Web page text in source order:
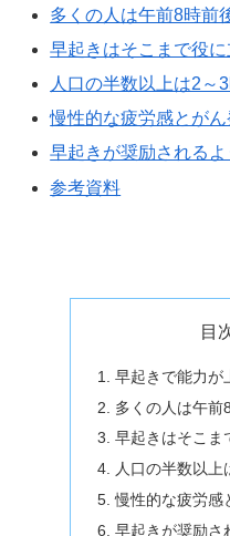
多くの人は午前8時前
早起きはそこまで役に
人口の半数以上は2～
慢性的な疲労感とが
早起きが奨励される
参考資料
目
早起きで能力が
多くの人は午前
早起きはそこま
人口の半数以上
慢性的な疲労感
早起きが奨励さ